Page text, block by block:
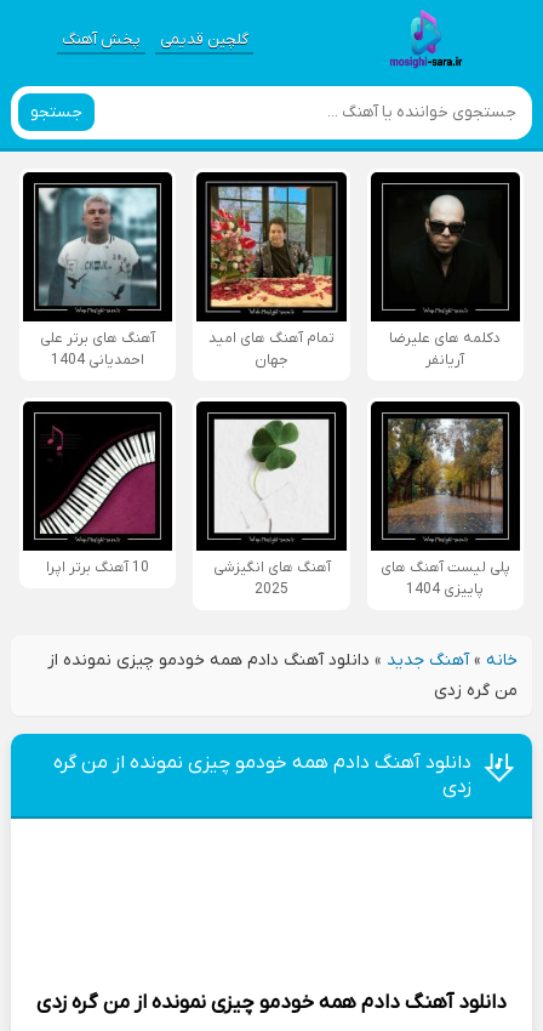
گلچین قدیمی پخش آهنگ
جستجو
دکلمه های علیرضا
آریانفر
تمام آهنگ های امید
جهان
آهنگ های برتر علی
احمدیانی 1404
پلی لیست آهنگ های
پاییزی 1404
آهنگ های انگیزشی
2025
10 آهنگ برتر اپرا
خانه»آهنگ جدید » دانلود آهنگ دادم همه خودمو چیزی نمونده از
من گره زدی
دانلود آهنگ دادم همه خودمو چیزی نمونده از من گره
زدی
دانلود آهنگدادم همه خودمو چیزی نمونده از من گره زدی